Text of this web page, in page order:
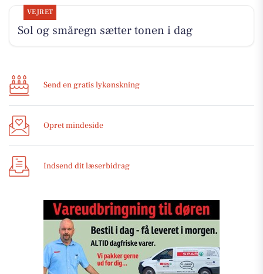
VEJRET
Sol og småregn sætter tonen i dag
Send en gratis lykønskning
Opret mindeside
Indsend dit læserbidrag